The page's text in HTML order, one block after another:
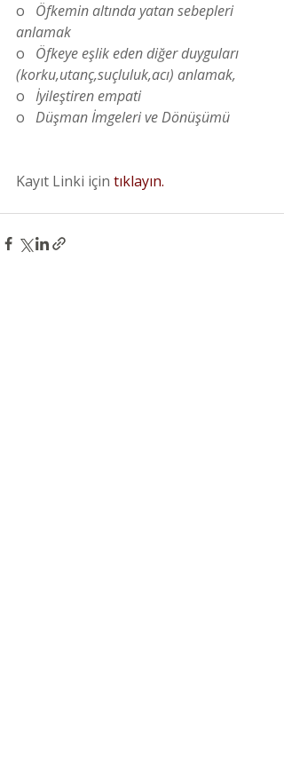
o Öfkemin altında yatan sebepleri
anlamak
o Öfkeye eşlik eden diğer duyguları
(korku,utanç,suçluluk,acı) anlamak,
o İyileştiren empati
o Düşman İmgeleri ve Dönüşümü
Kayıt Linki için tıklayın.